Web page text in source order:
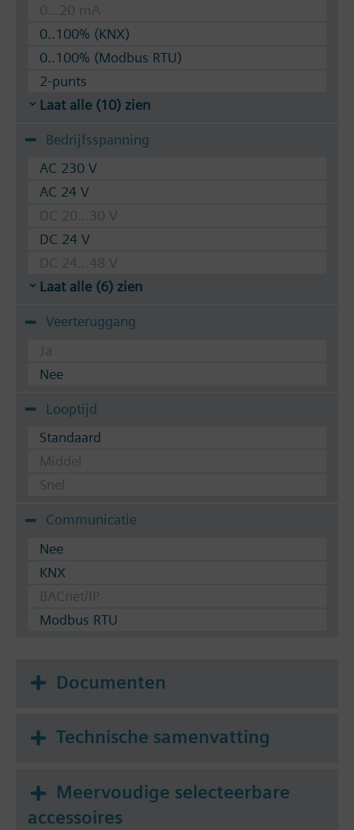
0...20 mA
0..100% (KNX)
0..100% (Modbus RTU)
2-punts
Laat alle (10) zien
Bedrijfsspanning
AC 230 V
AC 24 V
DC 20...30 V
DC 24 V
DC 24...48 V
Laat alle (6) zien
Veerteruggang
Ja
Nee
Looptijd
Standaard
Middel
Snel
Communicatie
Nee
KNX
BACnet/IP
Modbus RTU
Documenten
Technische samenvatting
Meervoudige selecteerbare
accessoires